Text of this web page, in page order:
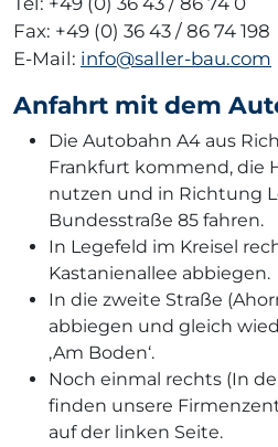
i
v
Fax: +49 (0) 36 43 / 86 74 198
E-Mail: info@saller-bau.com
Anfahrt mit dem
Die Autobahn A4 aus
Frankfurt kommend, die
nutzen und in Richtung
Bundesstraße 85 fahren.
In Legefeld im Kreisel
Kastanienallee abbiegen.
In die zweite Straße
abbiegen und gleich
‚Am Boden‘.
Noch einmal rechts (In
finden unsere
auf der linken Seite.